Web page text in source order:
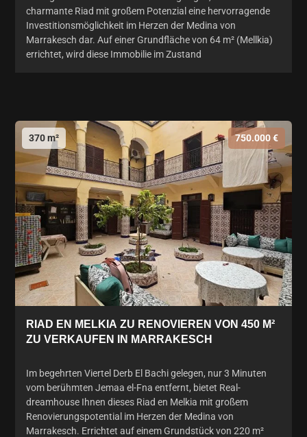
charmante Riad mit großem Potenzial eine hervorragende
Investitionsmöglichkeit im Herzen der Medina von
Marrakesch dar. Auf einer Grundfläche von 64 m² (Mellkia)
errichtet, wird diese Immobilie im Zustand
370 m² 750.000 €
RIAD EN MELKIA ZU RENOVIEREN VON 450 M²
ZU VERKAUFEN IN MARRAKESCH
Im begehrten Viertel Derb El Bachi gelegen, nur 3 Minuten
vom berühmten Jemaa el-Fna entfernt, bietet Real-
dreamhouse Ihnen dieses Riad en Melkia mit großem
Renovierungspotential im Herzen der Medina von
Marrakesch. Errichtet auf einem Grundstück von 220 m²